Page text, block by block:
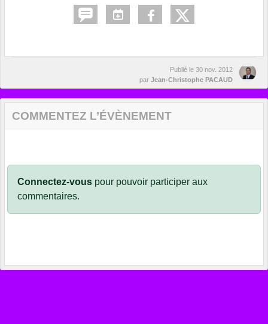
Publié le 30 nov. 2012
par Jean-Christophe PACAUD
COMMENTEZ L’ÉVÈNEMENT
Connectez-vous pour pouvoir participer aux
commentaires.